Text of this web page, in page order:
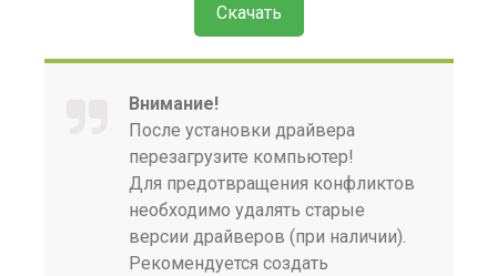
Скачать
Внимание!
После установки драйвера
перезагрузите компьютер!
Для предотвращения конфликтов
необходимо удалять старые
версии драйверов (при наличии).
Рекомендуется создать